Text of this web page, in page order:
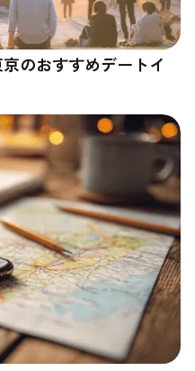
京のおすすめデートイ